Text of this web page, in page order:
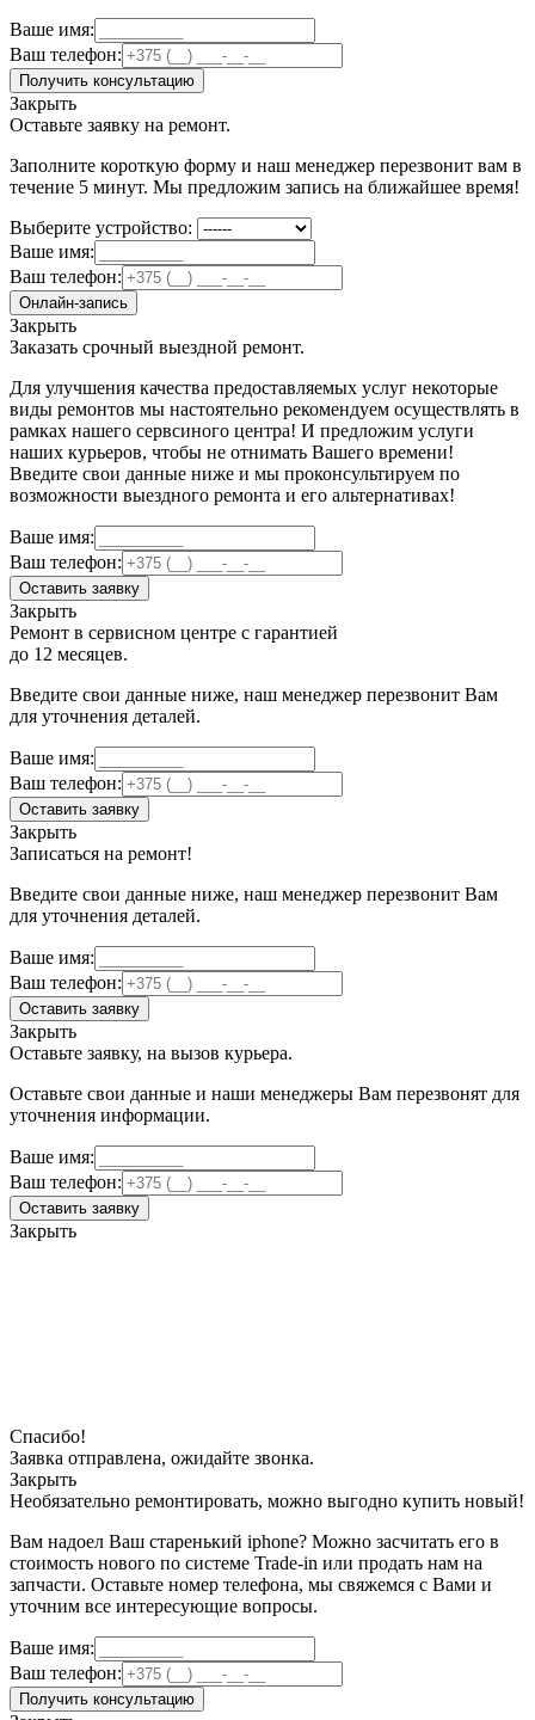
Ваше имя:
Ваш телефон:
Получить консультацию
Закрыть
Оставьте заявку на ремонт.
Заполните короткую форму и наш менеджер перезвонит вам в
течение 5 минут. Мы предложим запись на ближайшее время!
Выберите устройство:
Ваше имя:
Ваш телефон:
Онлайн-запись
Закрыть
Заказать срочный выездной ремонт.
Для улучшения качества предоставляемых услуг некоторые
виды ремонтов мы настоятельно рекомендуем осуществлять в
рамках нашего сервсиного центра! И предложим услуги
наших курьеров, чтобы не отнимать Вашего времени!
Введите свои данные ниже и мы проконсультируем по
возможности выездного ремонта и его альтернативах!
Ваше имя:
Ваш телефон:
Оставить заявку
Закрыть
Ремонт в сервисном центре с гарантией
до 12 месяцев.
Введите свои данные ниже, наш менеджер перезвонит Вам
для уточнения деталей.
Ваше имя:
Ваш телефон:
Оставить заявку
Закрыть
Записаться на ремонт!
Введите свои данные ниже, наш менеджер перезвонит Вам
для уточнения деталей.
Ваше имя:
Ваш телефон:
Оставить заявку
Закрыть
Оставьте заявку, на вызов курьера.
Оставьте свои данные и наши менеджеры Вам перезвонят для
уточнения информации.
Ваше имя:
Ваш телефон:
Оставить заявку
Закрыть
Спасибо!
Заявка отправлена, ожидайте звонка.
Закрыть
Необязательно ремонтировать, можно выгодно купить новый!
Вам надоел Ваш старенький iphone? Можно засчитать его в
стоимость нового по системе Trade-in или продать нам на
запчасти. Оставьте номер телефона, мы свяжемся с Вами и
уточним все интересующие вопросы.
Ваше имя:
Ваш телефон:
Получить консультацию